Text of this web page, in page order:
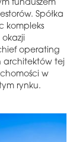
funduszem
Spółka
kompleks
okazji
operating
architektów tej
w
rynku.